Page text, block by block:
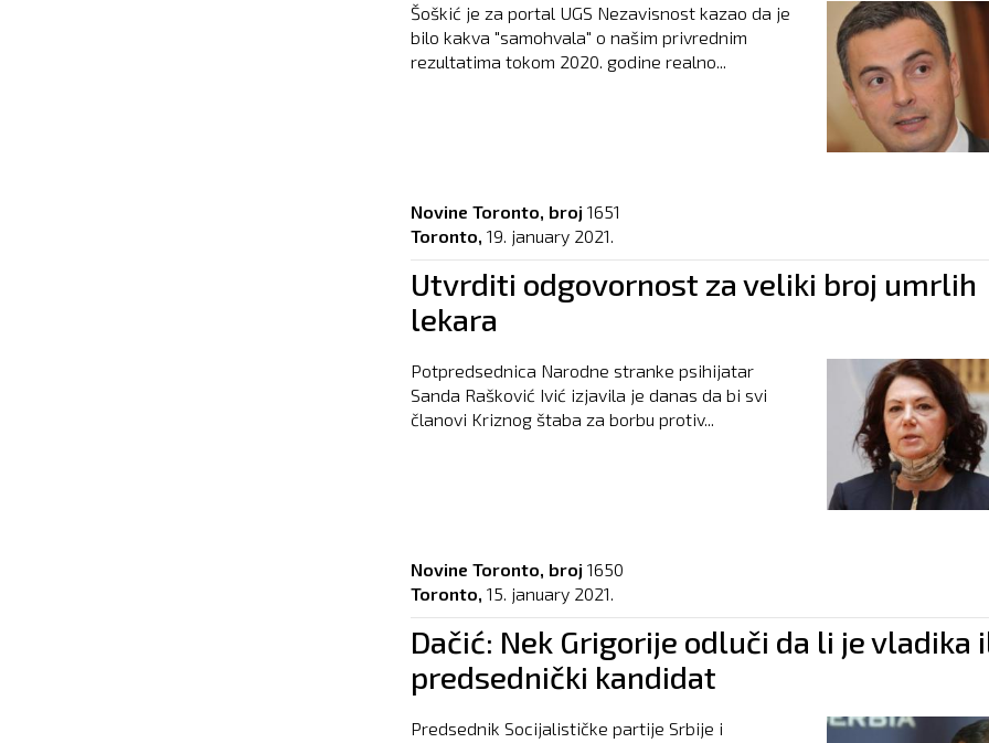
Šoškić je za portal UGS Nezavisnost kazao da je
bilo kakva "samohvala" o našim privrednim
rezultatima tokom 2020. godine realno...
Novine Toronto, broj 1651
Toronto, 19. january 2021.
Utvrditi odgovornost za veliki broj umrlih
lekara
Potpredsednica Narodne stranke psihijatar
Sanda Rašković Ivić izjavila je danas da bi svi
članovi Kriznog štaba za borbu protiv...
Novine Toronto, broj 1650
Toronto, 15. january 2021.
Dačić: Nek Grigorije odluči da li je vladika
predsednički kandidat
Predsednik Socijalističke partije Srbije i